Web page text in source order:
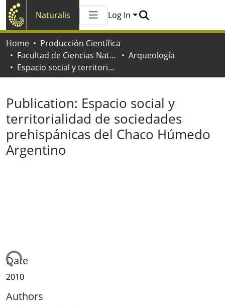
Naturalis
All of Naturalis
Log In
Home
Producción Científica
Facultad de Ciencias Naturales y Museo
Arqueología
Espacio social y territorialidad de sociedades prehispánicas del Chaco Húmedo Argentino
Publication: Espacio social y
territorialidad de sociedades
prehispánicas del Chaco Húmedo
Argentino
Date
2010
Authors